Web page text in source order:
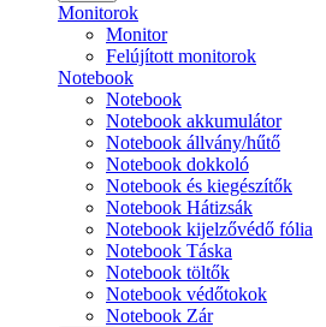
Monitorok
Monitor
Felújított monitorok
Notebook
Notebook
Notebook akkumulátor
Notebook állvány/hűtő
Notebook dokkoló
Notebook és kiegészítők
Notebook Hátizsák
Notebook kijelzővédő fólia
Notebook Táska
Notebook töltők
Notebook védőtokok
Notebook Zár